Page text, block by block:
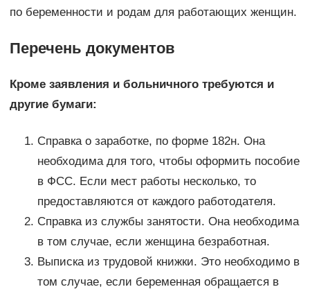
по беременности и родам для работающих женщин.
Перечень документов
Кроме заявления и больничного требуются и
другие бумаги:
Справка о заработке, по форме 182н. Она
необходима для того, чтобы оформить пособие
в ФСС. Если мест работы несколько, то
предоставляются от каждого работодателя.
Справка из службы занятости. Она необходима
в том случае, если женщина безработная.
Выписка из трудовой книжки. Это необходимо в
том случае, если беременная обращается в